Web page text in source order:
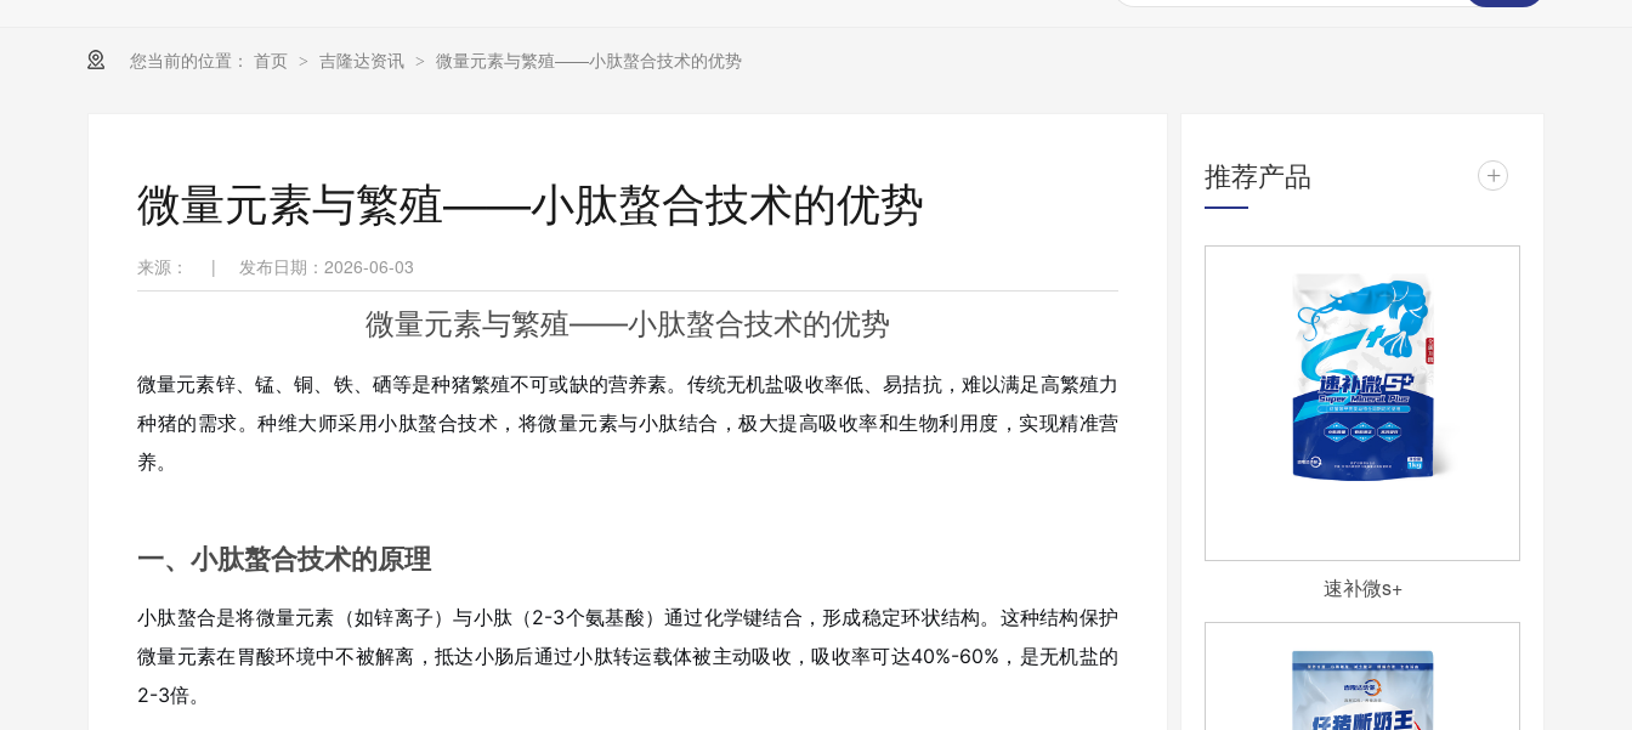
您当前的位置： 首页 > 吉隆达资讯 > 微量元素与繁殖——小肽螯合技术的优势
微量元素与繁殖——小肽螯合技术的优势
来源： | 发布日期：2026-06-03
微量元素与繁殖——小肽螯合技术的优势
微量元素锌、锰、铜、铁、硒等是种猪繁殖不可或缺的营养素。传统无机盐吸收率低、易拮抗，难以满足高繁殖力
种猪的需求。种维大师采用小肽螯合技术，将微量元素与小肽结合，极大提高吸收率和生物利用度，实现精准营
养。
一、小肽螯合技术的原理
小肽螯合是将微量元素（如锌离子）与小肽（2-3个氨基酸）通过化学键结合，形成稳定环状结构。这种结构保护
微量元素在胃酸环境中不被解离，抵达小肠后通过小肽转运载体被主动吸收，吸收率可达40%-60%，是无机盐的
2-3倍。
推荐产品 +
速补微s+